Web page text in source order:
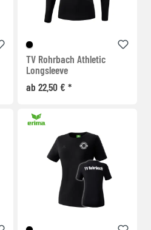
TV Rohrbach Athletic
Longsleeve
ab 22,50 € *